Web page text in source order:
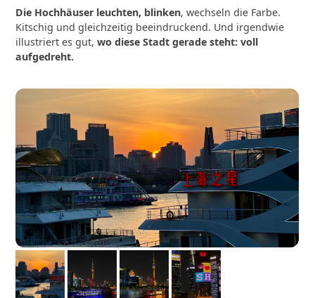
Die Hochhäuser leuchten, blinken, wechseln die Farbe.
Kitschig und gleichzeitig beeindruckend. Und irgendwie
illustriert es gut,wo diese Stadt gerade steht: voll
aufgedreht.